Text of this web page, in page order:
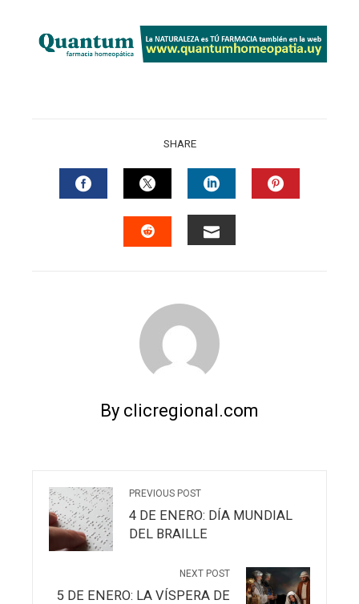
SHARE
FACEBOOKTWITTERLINKEDIN
By clicregional.com
PREVIOUS POST
4 DE ENERO: DÍA MUNDIAL
DEL BRAILLE
NEXT POST
5 DE ENERO: LA VÍSPERA DE